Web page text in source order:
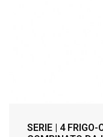
SERIE | 4 FRIGO-